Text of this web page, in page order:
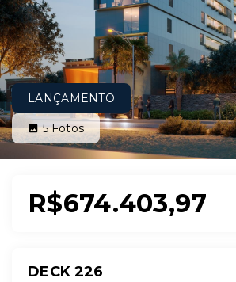
LANÇAMENTO
5Fotos
R$674.403,97
DECK 226